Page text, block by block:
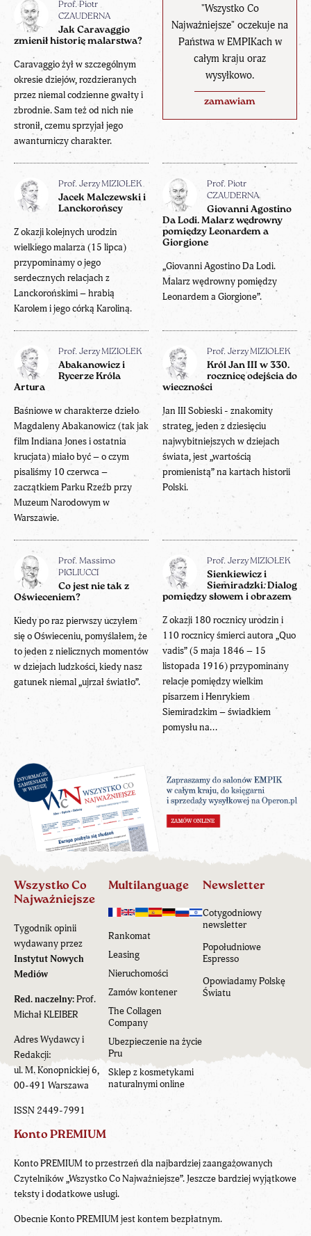
"Wszystko Co
Najważniejsze" oczekuje na
Państwa w EMPIKach w
całym kraju oraz
wysyłkowo.
zamawiam
Prof. Piotr
CZAUDERNA
Jak Caravaggio
zmienił historię malarstwa?
Caravaggio żył w szczególnym
okresie dziejów, rozdzieranych
przez niemal codzienne gwałty i
zbrodnie. Sam też od nich nie
stronił, czemu sprzyjał jego
awanturniczy charakter.
Prof. Jerzy MIZIOŁEK
Jacek Malczewski i
Lanckorońscy
Z okazji kolejnych urodzin
wielkiego malarza (15 lipca)
przypominamy o jego
serdecznych relacjach z
Lanckorońskimi – hrabią
Karolem i jego córką Karoliną.
Prof. Piotr
CZAUDERNA
Giovanni Agostino
Da Lodi. Malarz wędrowny
pomiędzy Leonardem a
Giorgione
„Giovanni Agostino Da Lodi.
Malarz wędrowny pomiędzy
Leonardem a Giorgione”.
Prof. Jerzy MIZIOŁEK
Abakanowicz i
Rycerze Króla
Artura
Baśniowe w charakterze dzieło
Magdaleny Abakanowicz (tak jak
film Indiana Jones i ostatnia
krucjata) miało być – o czym
pisaliśmy 10 czerwca –
zaczątkiem Parku Rzeźb przy
Muzeum Narodowym w
Warszawie.
Prof. Jerzy MIZIOŁEK
Król Jan III w 330.
rocznicę odejścia do
wieczności
Jan III Sobieski - znakomity
strateg, jeden z dziesięciu
najwybitniejszych w dziejach
świata, jest „wartością
promienistą” na kartach historii
Polski.
Prof. Massimo
PIGLIUCCI
Co jest nie tak z
Oświeceniem?
Kiedy po raz pierwszy uczyłem
się o Oświeceniu, pomyślałem, że
to jeden z nielicznych momentów
w dziejach ludzkości, kiedy nasz
gatunek niemal „ujrzał światło”.
Prof. Jerzy MIZIOŁEK
Sienkiewicz i
Siemiradzki. Dialog
pomiędzy słowem i obrazem
Z okazji 180 rocznicy urodzin i
110 rocznicy śmierci autora „Quo
vadis” (5 maja 1846 – 15
listopada 1916) przypominany
relacje pomiędzy wielkim
pisarzem i Henrykiem
Siemiradzkim – świadkiem
pomysłu na...
Wszystko Co
Najważniejsze
Tygodnik opinii
wydawany przez
Instytut Nowych
Mediów
Red. naczelny:Prof.
Michał KLEIBER
Adres Wydawcy i
Redakcji:
ul. M. Konopnickiej 6,
00-491 Warszawa
ISSN 2449-7991
Multilanguage
Rankomat
Leasing
Nieruchomości
Zamów kontener
The Collagen
Company
Ubezpieczenie na życie
Pru
Sklep z kosmetykami
naturalnymi online
Newsletter
Cotygodniowy
newsletter
Popołudniowe
Espresso
Opowiadamy Polskę
Światu
Konto PREMIUM
Konto PREMIUM to przestrzeń dla najbardziej zaangażowanych
Czytelników „Wszystko Co Najważniejsze”. Jeszcze bardziej wyjątkowe
teksty i dodatkowe usługi.
Obecnie Konto PREMIUM jest kontem bezpłatnym.